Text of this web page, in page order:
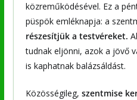
közreműködésével. Ez a
püspök emléknapja: a
részesítjük a testvéreket.
tudnak eljönni, azok a jövő
is kaphatnak balázsáldást.
Közösségileg, szentmise